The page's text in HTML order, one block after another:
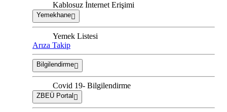
Kablosuz İnternet Erişimi
Yemekhane
Yemek Listesi
Arıza Takip
Bilgilendirme
Covid 19- Bilgilendirme
ZBEÜ Portal